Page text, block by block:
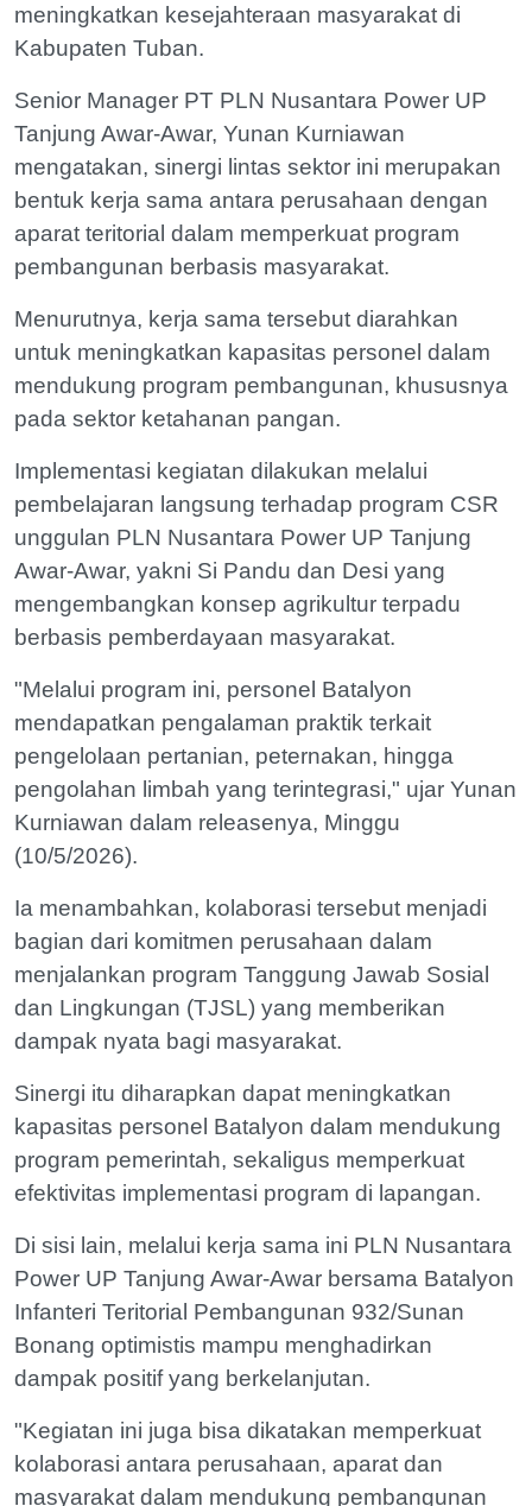
meningkatkan kesejahteraan masyarakat di
Kabupaten Tuban.
Senior Manager PT PLN Nusantara Power UP
Tanjung Awar-Awar, Yunan Kurniawan
mengatakan, sinergi lintas sektor ini merupakan
bentuk kerja sama antara perusahaan dengan
aparat teritorial dalam memperkuat program
pembangunan berbasis masyarakat.
Menurutnya, kerja sama tersebut diarahkan
untuk meningkatkan kapasitas personel dalam
mendukung program pembangunan, khususnya
pada sektor ketahanan pangan.
Implementasi kegiatan dilakukan melalui
pembelajaran langsung terhadap program CSR
unggulan PLN Nusantara Power UP Tanjung
Awar-Awar, yakni Si Pandu dan Desi yang
mengembangkan konsep agrikultur terpadu
berbasis pemberdayaan masyarakat.
"Melalui program ini, personel Batalyon
mendapatkan pengalaman praktik terkait
pengelolaan pertanian, peternakan, hingga
pengolahan limbah yang terintegrasi," ujar Yunan
Kurniawan dalam releasenya, Minggu
(10/5/2026).
Ia menambahkan, kolaborasi tersebut menjadi
bagian dari komitmen perusahaan dalam
menjalankan program Tanggung Jawab Sosial
dan Lingkungan (TJSL) yang memberikan
dampak nyata bagi masyarakat.
Sinergi itu diharapkan dapat meningkatkan
kapasitas personel Batalyon dalam mendukung
program pemerintah, sekaligus memperkuat
efektivitas implementasi program di lapangan.
Di sisi lain, melalui kerja sama ini PLN Nusantara
Power UP Tanjung Awar-Awar bersama Batalyon
Infanteri Teritorial Pembangunan 932/Sunan
Bonang optimistis mampu menghadirkan
dampak positif yang berkelanjutan.
"Kegiatan ini juga bisa dikatakan memperkuat
kolaborasi antara perusahaan, aparat dan
masyarakat dalam mendukung pembangunan